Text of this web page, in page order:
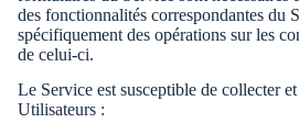
des fonctionnalités correspondantes du
spécifiquement des opérations sur les
de celui-ci.
Le Service est susceptible de collecter
Utilisateurs :